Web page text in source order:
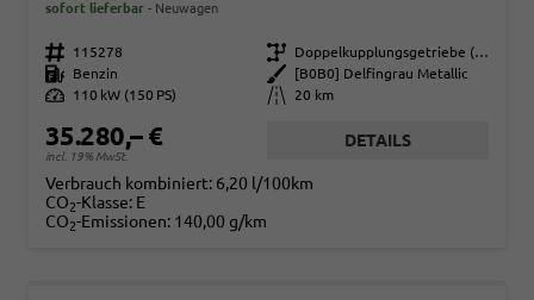
sofort lieferbar Neuwagen
Fahrzeugnr. 115278 Getriebe
Doppelkupplungsgetriebe (DSG)
Kraftstoff
Benzin Außenfarbe
[B0B0] Delfingrau Metallic
Leistung
110 kW (150 PS) Kilometerstand 20 km
35.280,– €
incl. 19% MwSt.
DETAILS
Verbrauch kombiniert: 6,20 l/100km
CO2-Klasse: E
CO2-Emissionen: 140,00 g/km